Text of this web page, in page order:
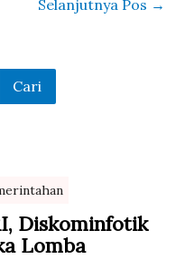
Selanjutnya Pos →
Cari
Diskominfotik
Lomba